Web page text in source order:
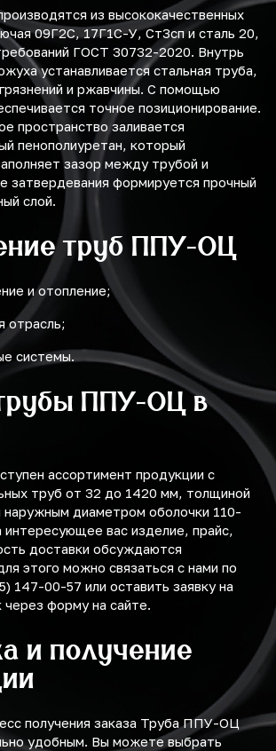
из высококачественных
09Г2С, 17Г1С-У, Ст3сп и сталь 20,
ГОСТ 30732-2020. Внутрь
устанавливается стальная труба,
и ржавчины. С помощью
точное позиционирование.
пространство заливается
пенополиуретан, который
зазор между трубой и
затвердевания формируется прочный
слой.
труб ППУ-ОЦ
и отопление;
отрасль;
системы.
ППУ-ОЦ в
ассортимент продукции с
труб от 32 до 1420 мм, толщиной
наружным диаметром оболочки 110-
вас изделие, прайс,
доставки обсуждаются
этого можно связаться с нами по
147-00-57 или оставить заявку на
через форму на сайте.
и получение
получения заказа Труба ППУ-ОЦ
удобным. Вы можете выбрать